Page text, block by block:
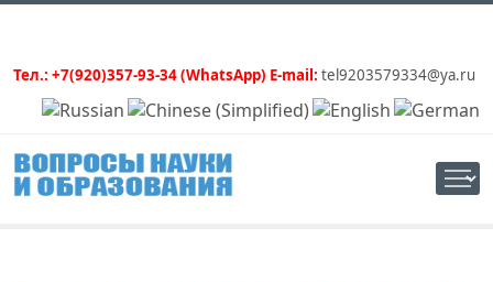
Тел.: +7(920)357-93-34 (WhatsApp) E-mail: tel9203579334@ya.ru